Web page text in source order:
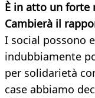
È in atto un forte
Cambierà il
I social possono
indubbiamente
per solidarietà
case abbiamo